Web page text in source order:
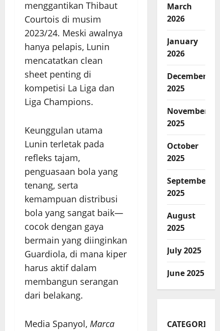
menggantikan Thibaut
Courtois di musim
2023/24. Meski awalnya
hanya pelapis, Lunin
mencatatkan clean
sheet penting di
kompetisi La Liga dan
Liga Champions.
Keunggulan utama
Lunin terletak pada
refleks tajam,
penguasaan bola yang
tenang, serta
kemampuan distribusi
bola yang sangat baik—
cocok dengan gaya
bermain yang diinginkan
Guardiola, di mana kiper
harus aktif dalam
membangun serangan
dari belakang.
Media Spanyol, Marca
March
2026
January
2026
December
2025
November
2025
October
2025
September
2025
August
2025
July 2025
June 2025
CATEGORIES